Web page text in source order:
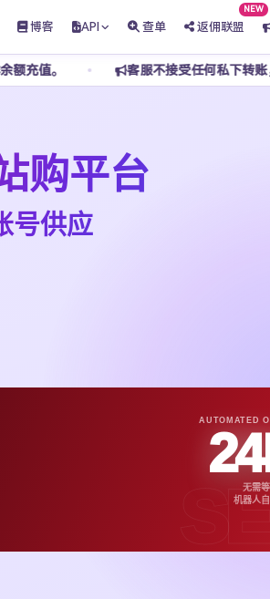
博客 API 查单 返佣联盟
NEW
客服不接受任何私下转账，请勿添加私人 TG
购平台
号供应
AUTOMATED
无需
机器人